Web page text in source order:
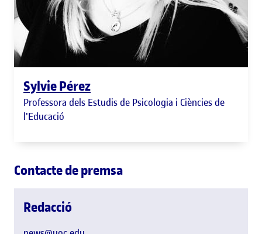
Sylvie Pérez
Professora dels Estudis de Psicologia i Ciències de
l'Educació
Contacte de premsa
Redacció